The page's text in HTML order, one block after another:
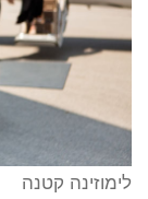
לימוזינה קטנה